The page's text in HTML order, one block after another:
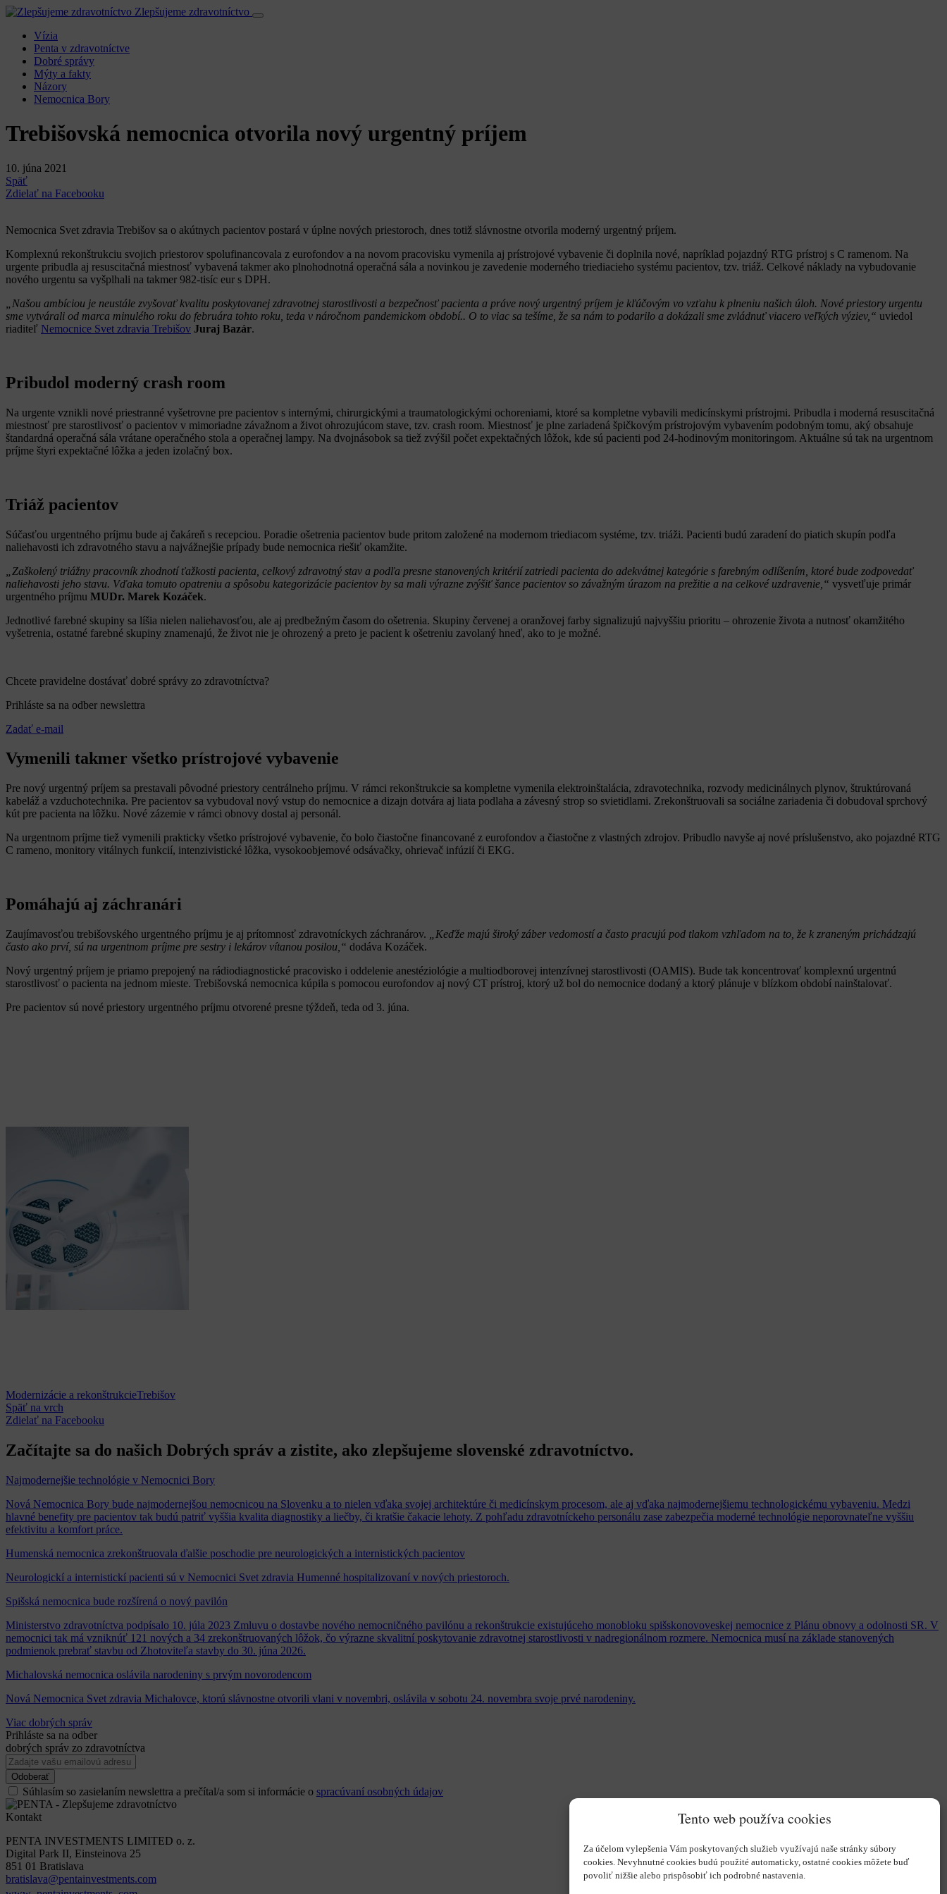
Tento web používa cookies
Za účelom vylepšenia Vám poskytovaných služieb využívajú naše stránky súbory
cookies. Nevyhnutné cookies budú použité automaticky, ostatné cookies môžete buď
povoliť nižšie alebo prispôsobiť ich podrobné nastavenia.
Zlepšujeme zdravotníctvo
Vízia
Penta v zdravotníctve
Dobré správy
Mýty a fakty
Názory
Nemocnica Bory
Trebišovská nemocnica otvorila nový urgentný príjem
10. júna 2021
Späť
Zdielať na Facebooku
Nemocnica Svet zdravia Trebišov sa o akútnych pacientov postará v úplne nových priestoroch, dnes totiž slávnostne otvorila moderný urgentný príjem.
Komplexnú rekonštrukciu svojich priestorov spolufinancovala z eurofondov a na novom pracovisku vymenila aj prístrojové vybavenie či doplnila nové, napríklad pojazdný RTG prístroj s C ramenom. Na
urgente pribudla aj resuscitačná miestnosť vybavená takmer ako plnohodnotná operačná sála a novinkou je zavedenie moderného triediacieho systému pacientov, tzv. triáž. Celkové náklady na vybudovanie
nového urgentu sa vyšplhali na takmer 982-tisíc eur s DPH.
„Našou ambíciou je neustále zvyšovať kvalitu poskytovanej zdravotnej starostlivosti a bezpečnosť pacienta a práve nový urgentný príjem je kľúčovým vo vzťahu k plneniu našich úloh. Nové priestory urgentu
sme vytvárali od marca minulého roku do februára tohto roku, teda v náročnom pandemickom období.. O to viac sa tešíme, že sa nám to podarilo a dokázali sme zvládnuť viacero veľkých výziev,“ uviedol
riaditeľ Nemocnice Svet zdravia Trebišov Juraj Bazár.
Pribudol moderný crash room
Na urgente vznikli nové priestranné vyšetrovne pre pacientov s internými, chirurgickými a traumatologickými ochoreniami, ktoré sa kompletne vybavili medicínskymi prístrojmi. Pribudla i moderná resuscitačná
miestnosť pre starostlivosť o pacientov v mimoriadne závažnom a život ohrozujúcom stave, tzv. crash room. Miestnosť je plne zariadená špičkovým prístrojovým vybavením podobným tomu, aký obsahuje
štandardná operačná sála vrátane operačného stola a operačnej lampy. Na dvojnásobok sa tiež zvýšil počet expektačných lôžok, kde sú pacienti pod 24-hodinovým monitoringom. Aktuálne sú tak na urgentnom
príjme štyri expektačné lôžka a jeden izolačný box.
Triáž pacientov
Súčasťou urgentného príjmu bude aj čakáreň s recepciou. Poradie ošetrenia pacientov bude pritom založené na modernom triediacom systéme, tzv. triáži. Pacienti budú zaradení do piatich skupín podľa
naliehavosti ich zdravotného stavu a najvážnejšie prípady bude nemocnica riešiť okamžite.
„Zaškolený triážny pracovník zhodnotí ťažkosti pacienta, celkový zdravotný stav a podľa presne stanovených kritérií zatriedi pacienta do adekvátnej kategórie s farebným odlíšením, ktoré bude zodpovedať
naliehavosti jeho stavu. Vďaka tomuto opatreniu a spôsobu kategorizácie pacientov by sa mali výrazne zvýšiť šance pacientov so závažným úrazom na prežitie a na celkové uzdravenie,“ vysvetľuje primár
urgentného príjmu MUDr. Marek Kozáček.
Jednotlivé farebné skupiny sa líšia nielen naliehavosťou, ale aj predbežným časom do ošetrenia. Skupiny červenej a oranžovej farby signalizujú najvyššiu prioritu – ohrozenie života a nutnosť okamžitého
vyšetrenia, ostatné farebné skupiny znamenajú, že život nie je ohrozený a preto je pacient k ošetreniu zavolaný hneď, ako to je možné.
Chcete pravidelne dostávať dobré správy zo zdravotníctva?
Prihláste sa na odber newslettra
Zadať e-mail
Vymenili takmer všetko prístrojové vybavenie
Pre nový urgentný príjem sa prestavali pôvodné priestory centrálneho príjmu. V rámci rekonštrukcie sa kompletne vymenila elektroinštalácia, zdravotechnika, rozvody medicinálnych plynov, štruktúrovaná
kabeláž a vzduchotechnika. Pre pacientov sa vybudoval nový vstup do nemocnice a dizajn dotvára aj liata podlaha a závesný strop so svietidlami. Zrekonštruovali sa sociálne zariadenia či dobudoval sprchový
kút pre pacienta na lôžku. Nové zázemie v rámci obnovy dostal aj personál.
Na urgentnom príjme tiež vymenili prakticky všetko prístrojové vybavenie, čo bolo čiastočne financované z eurofondov a čiastočne z vlastných zdrojov. Pribudlo navyše aj nové príslušenstvo, ako pojazdné RTG
C rameno, monitory vitálnych funkcií, intenzivistické lôžka, vysokoobjemové odsávačky, ohrievač infúzií či EKG.
Pomáhajú aj záchranári
Zaujímavosťou trebišovského urgentného príjmu je aj prítomnosť zdravotníckych záchranárov.
„Keďže majú široký záber vedomostí a často pracujú pod tlakom vzhľadom na to, že k zraneným prichádzajú
často ako prví, sú na urgentnom príjme pre sestry i lekárov vítanou posilou,“ dodáva Kozáček.
Nový urgentný príjem je priamo prepojený na rádiodiagnostické pracovisko i oddelenie anestéziológie a multiodborovej intenzívnej starostlivosti (OAMIS). Bude tak koncentrovať komplexnú urgentnú
starostlivosť o pacienta na jednom mieste. Trebišovská nemocnica kúpila s pomocou eurofondov aj nový CT prístroj, ktorý už bol do nemocnice dodaný a ktorý plánuje v blízkom období nainštalovať.
Pre pacientov sú nové priestory urgentného príjmu otvorené presne týždeň, teda od 3. júna.
Modernizácie a rekonštrukcieTrebišov
Späť na vrch
Zdielať na Facebooku
Začítajte sa do našich Dobrých správ a zistite, ako zlepšujeme slovenské zdravotníctvo.
Najmodernejšie technológie v Nemocnici Bory
Nová Nemocnica Bory bude najmodernejšou nemocnicou na Slovenku a to nielen vďaka svojej architektúre či medicínskym procesom, ale aj vďaka najmodernejšiemu technologickému vybaveniu. Medzi
hlavné benefity pre pacientov tak budú patriť vyššia kvalita diagnostiky a liečby, či kratšie čakacie lehoty. Z pohľadu zdravotníckeho personálu zase zabezpečia moderné technológie neporovnateľne vyššiu
efektivitu a komfort práce.
Humenská nemocnica zrekonštruovala ďalšie poschodie pre neurologických a internistických pacientov
Neurologickí a internistickí pacienti sú v Nemocnici Svet zdravia Humenné hospitalizovaní v nových priestoroch.
Spišská nemocnica bude rozšírená o nový pavilón
Ministerstvo zdravotníctva podpísalo 10. júla 2023 Zmluvu o dostavbe nového nemocničného pavilónu a rekonštrukcie existujúceho monobloku spišskonovoveskej nemocnice z Plánu obnovy a odolnosti SR. V
nemocnici tak má vzniknúť 121 nových a 34 zrekonštruovaných lôžok, čo výrazne skvalitní poskytovanie zdravotnej starostlivosti v nadregionálnom rozmere. Nemocnica musí na základe stanovených
podmienok prebrať stavbu od Zhotoviteľa stavby do 30. júna 2026.
Michalovská nemocnica oslávila narodeniny s prvým novorodencom
Nová Nemocnica Svet zdravia Michalovce, ktorú slávnostne otvorili vlani v novembri, oslávila v sobotu 24. novembra svoje prvé narodeniny.
Viac dobrých správ
Prihláste sa na odber
dobrých správ zo zdravotníctva
Súhlasím so zasielaním newslettra a prečítal/a som si informácie o spracúvaní osobných údajov
Kontakt
PENTA INVESTMENTS LIMITED o. z.
Digital Park II, Einsteinova 25
851 01 Bratislava
bratislava@pentainvestments.com